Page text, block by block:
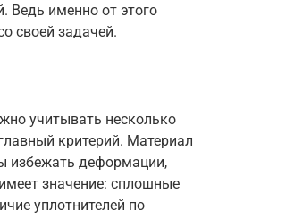
Ведь именно от этого
своей задачей.
учитывать несколько
критерий. Материал
избежать деформации,
значение: сплошные
уплотнителей по